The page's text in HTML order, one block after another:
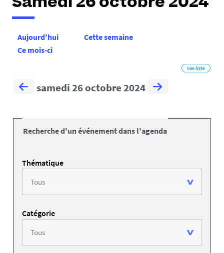
Samedi 26 octobre 2024
Aujourd'hui
Cette semaine
Ce mois-ci
vue liste
samedi 26 octobre 2024
Recherche d'un événement dans l'agenda
Thématique
Catégorie